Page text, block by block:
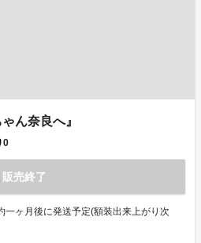
ん奈良へ』
0
販売終了
一ヶ月後に発送予定(額装出来上がり次